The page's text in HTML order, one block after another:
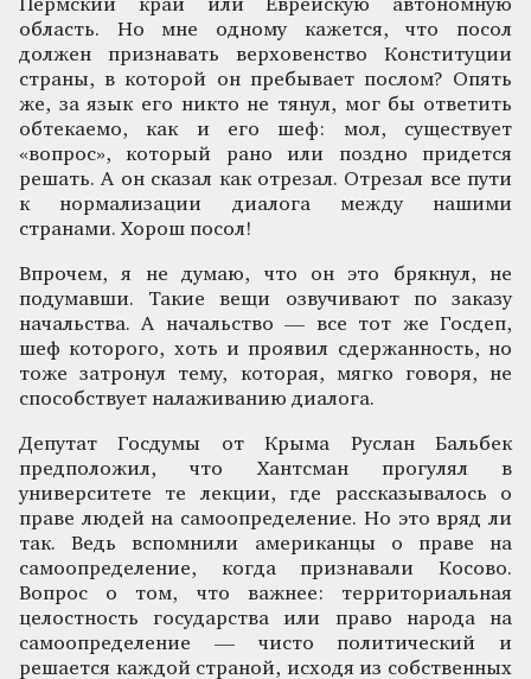
Пермский край или Еврейскую автономную
область. Но мне одному кажется, что посол
должен признавать верховенство Конституции
страны, в которой он пребывает послом? Опять
же, за язык его никто не тянул, мог бы ответить
обтекаемо, как и его шеф: мол, существует
«вопрос», который рано или поздно придется
решать. А он сказал как отрезал. Отрезал все пути
к нормализации диалога между нашими
странами. Хорош посол!
Впрочем, я не думаю, что он это брякнул, не
подумавши. Такие вещи озвучивают по заказу
начальства. А начальство — все тот же Госдеп,
шеф которого, хоть и проявил сдержанность, но
тоже затронул тему, которая, мягко говоря, не
способствует налаживанию диалога.
Депутат Госдумы от Крыма Руслан Бальбек
предположил, что Хантсман прогулял в
университете те лекции, где рассказывалось о
праве людей на самоопределение. Но это вряд ли
так. Ведь вспомнили американцы о праве на
самоопределение, когда признавали Косово.
Вопрос о том, что важнее: территориальная
целостность государства или право народа на
самоопределение — чисто политический и
решается каждой страной, исходя из собственных